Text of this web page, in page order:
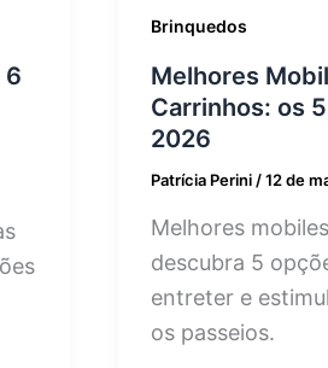
6
Brinquedos
Melhores
Carrinhos: os
2026
Patrícia Perini /12 de
Melhores
descubra 5
entreter e
os passeios.